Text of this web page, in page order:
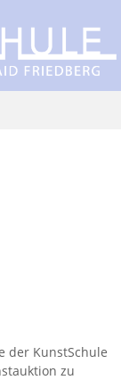
der Kunst­Schu­le
zu